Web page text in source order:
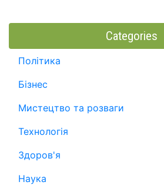
Categories
Політика
Бізнес
Мистецтво та розваги
Технологія
Здоров'я
Наука